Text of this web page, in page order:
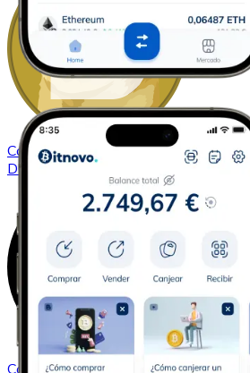
ComprarDogecoincon
DOGE
ComprarSolana con transferencia